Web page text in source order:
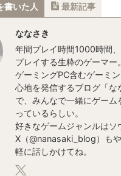
書いた人 最新記事
ななさき
年間プレイ時間1000時間
プレイする生粋のゲーマー。
ゲーミングPC含むゲーミ
心地を発信するブログ「な
で、みんなで一緒にゲーム
っているらしい。
好きなゲームジャンルはソ
X（@nanasaki_blog）も
軽に話しかけてね。